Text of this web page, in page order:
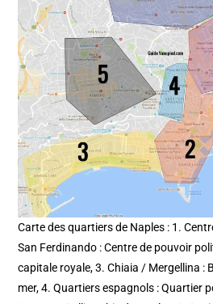
Carte des quartiers de Naples : 1.
San Ferdinando : Centre de pouvoir
capitale royale, 3. Chiaia / Mergellina :
mer, 4. Quartiers espagnols : Quartier